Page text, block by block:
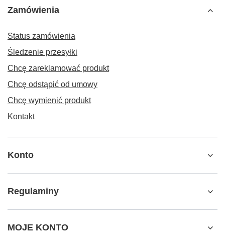
Zamówienia
Status zamówienia
Śledzenie przesyłki
Chcę zareklamować produkt
Chcę odstąpić od umowy
Chcę wymienić produkt
Kontakt
Konto
Regulaminy
MOJE KONTO